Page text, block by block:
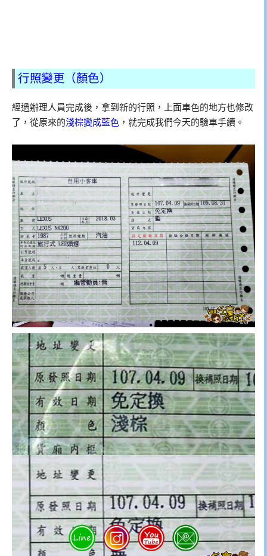
行照變更（顏色）
經過辦理人員完成後，拿到新的行照，上面車色的地方也修改
了，從原來的淺棕變成藍色 ，就完成我們今天的驗車手續。